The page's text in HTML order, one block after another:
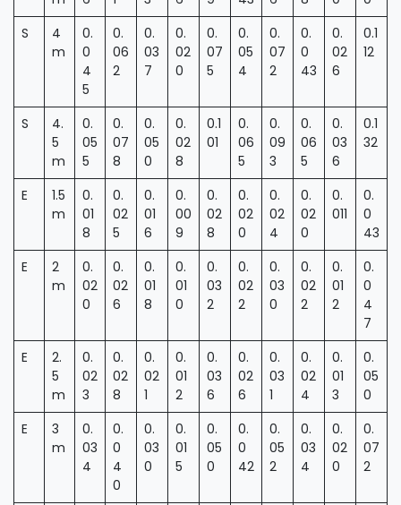
S
4
m
0.
0
4
5
0.
06
2
0.
03
7
0.
02
0
0.
07
5
0.
05
4
0.
07
2
0.
0
43
0.
02
6
0.1
12
S
4.
5
m
0.
05
5
0.
07
8
0.
05
0
0.
02
8
0.1
01
0.
06
5
0.
09
3
0.
06
5
0.
03
6
0.1
32
E
1.5
m
0.
01
8
0.
02
5
0.
01
6
0.
00
9
0.
02
8
0.
02
0
0.
02
4
0.
02
0
0.
011
0.
0
43
E
2
m
0.
02
0
0.
02
6
0.
01
8
0.
01
0
0.
03
2
0.
02
2
0.
03
0
0.
02
2
0.
01
2
0.
0
4
7
E
2.
5
m
0.
02
3
0.
02
8
0.
02
1
0.
01
2
0.
03
6
0.
02
6
0.
03
1
0.
02
4
0.
01
3
0.
05
0
E
3
m
0.
03
4
0.
0
4
0
0.
03
0
0.
01
5
0.
05
0
0.
0
42
0.
05
2
0.
03
4
0.
02
0
0.
07
2